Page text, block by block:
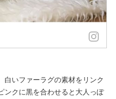
白いファーラグの素材をリンク
ンクに黒を合わせると大人っぽ